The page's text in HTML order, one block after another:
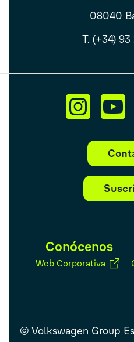
08040
T. (+34)
Conócenos
Web Corporativa
© Volkswagen Group